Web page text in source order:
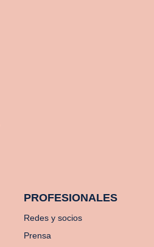
PROFESIONALES
Redes y socios
Prensa